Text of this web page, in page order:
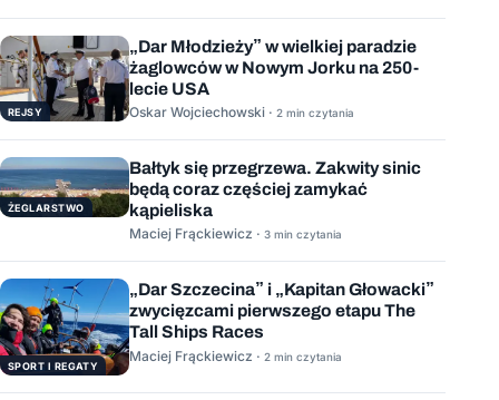
REJSY
„Dar Młodzieży” w wielkiej paradzie
żaglowców w Nowym Jorku na 250-
lecie USA
Oskar Wojciechowski · 2 min czytania
ŻEGLARSTWO
Bałtyk się przegrzewa. Zakwity sinic
będą coraz częściej zamykać
kąpieliska
Maciej Frąckiewicz · 3 min czytania
SPORT I REGATY
„Dar Szczecina” i „Kapitan Głowacki”
zwycięzcami pierwszego etapu The
Tall Ships Races
Maciej Frąckiewicz · 2 min czytania